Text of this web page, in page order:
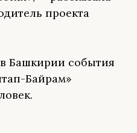
проекта
в Башкирии события
Байрам»